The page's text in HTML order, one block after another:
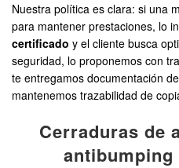
Nuestra política es clara: si una
para mantener prestaciones, lo
certificado y el cliente busca
seguridad, lo proponemos con
te entregamos documentación
mantenemos trazabilidad de
Cerraduras de
antibumping